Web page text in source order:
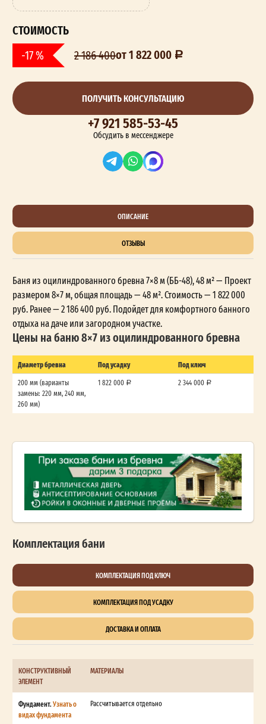
СТОИМОСТЬ
-17 % 2 186 400от 1 822 000
ПОЛУЧИТЬ КОНСУЛЬТАЦИЮ
+7 921 585-53-45
Обсудить в мессенджере
ОПИСАНИЕ
ОТЗЫВЫ
Баня из оцилиндрованного бревна 7×8 м (ББ-48), 48 м² — Проект
размером 8×7 м, общая площадь — 48 м². Стоимость — 1 822 000
руб. Ранее — 2 186 400 руб. Подойдет для комфортного банного
отдыха на даче или загородном участке.
Цены на баню 8×7 из оцилиндрованного бревна
Диаметр бревна Под усадку Под ключ
200 мм (варианты
замены: 220 мм, 240 мм,
260 мм)
1 822 000 2 344 000
Комплектация бани
КОМПЛЕКТАЦИЯ ПОД КЛЮЧ
КОМПЛЕКТАЦИЯ ПОД УСАДКУ
ДОСТАВКА И ОПЛАТА
КОНСТРУКТИВНЫЙ
ЭЛЕМЕНТ
МАТЕРИАЛЫ
Фундамент.Узнать о
видах фундамента
Рассчитывается отдельно